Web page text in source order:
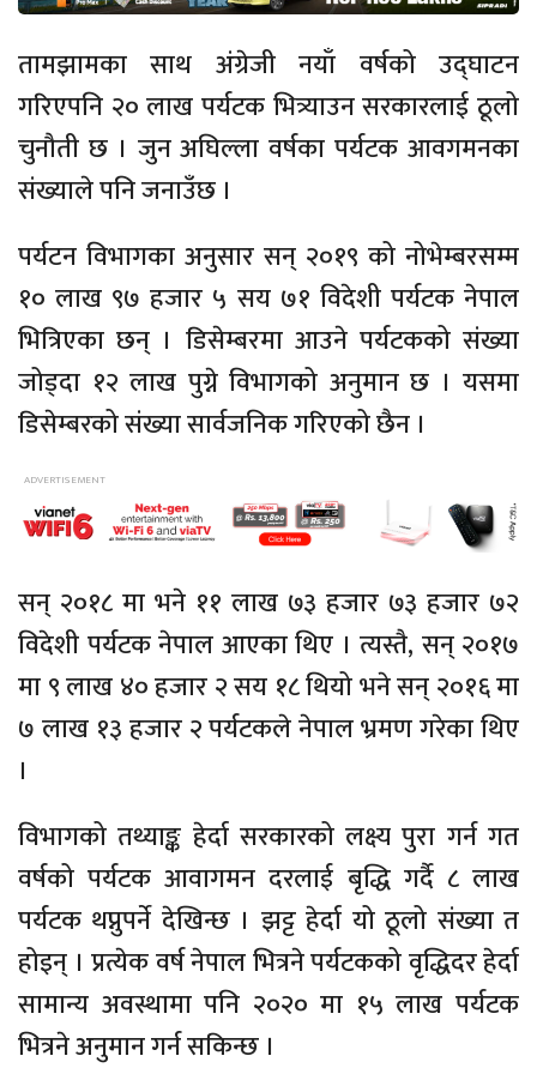
तामझामका साथ अंग्रेजी नयाँ वर्षको उद्घाटन
गरिएपनि २० लाख पर्यटक भित्र्याउन सरकारलाई ठूलो
चुनौती छ । जुन अघिल्ला वर्षका पर्यटक आवगमनका
संख्याले पनि जनाउँछ ।
पर्यटन विभागका अनुसार सन् २०१९ को नोभेम्बरसम्म
१० लाख ९७ हजार ५ सय ७१ विदेशी पर्यटक नेपाल
भित्रिएका छन् । डिसेम्बरमा आउने पर्यटकको संख्या
जोड्दा १२ लाख पुग्ने विभागको अनुमान छ । यसमा
डिसेम्बरको संख्या सार्वजनिक गरिएको छैन ।
सन् २०१८ मा भने ११ लाख ७३ हजार ७३ हजार ७२
विदेशी पर्यटक नेपाल आएका थिए । त्यस्तै, सन् २०१७
मा ९ लाख ४० हजार २ सय १८ थियो भने सन् २०१६ मा
७ लाख १३ हजार २ पर्यटकले नेपाल भ्रमण गरेका थिए
।
विभागको तथ्याङ्क हेर्दा सरकारको लक्ष्य पुरा गर्न गत
वर्षको पर्यटक आवागमन दरलाई बृद्धि गर्दै ८ लाख
पर्यटक थप्नुपर्ने देखिन्छ । झट्ट हेर्दा यो ठूलो संख्या त
होइन् । प्रत्येक वर्ष नेपाल भित्रने पर्यटकको वृद्धिदर हेर्दा
सामान्य अवस्थामा पनि २०२० मा १५ लाख पर्यटक
भित्रने अनुमान गर्न सकिन्छ ।